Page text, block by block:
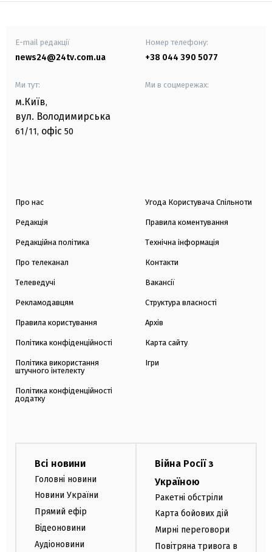
E-mail редакції
news24@24tv.com.ua
Номер телефону:
+38 044 390 5077
Ми тут:
м.Київ,
вул. Володимирська
61/11, офіс 50
Ми в соцмережах:
Про нас
Редакція
Редакційна політика
Про телеканал
Телеведучі
Рекламодавцям
Правила користування
Політика конфіденційності
Політика використання
штучного інтелекту
Політика конфіденційності
додатку
Угода Користувача Спільноти
Правила коментування
Технічна інформація
Контакти
Вакансії
Структура власності
Архів
Карта сайту
Ігри
Всі новини
Головні новини
Новини України
Прямий ефір
Відеоновини
Аудіоновини
Війна Росії з
Україною
Ракетні обстріли
Карта бойових дій
Мирні переговори
Повітряна тривога в